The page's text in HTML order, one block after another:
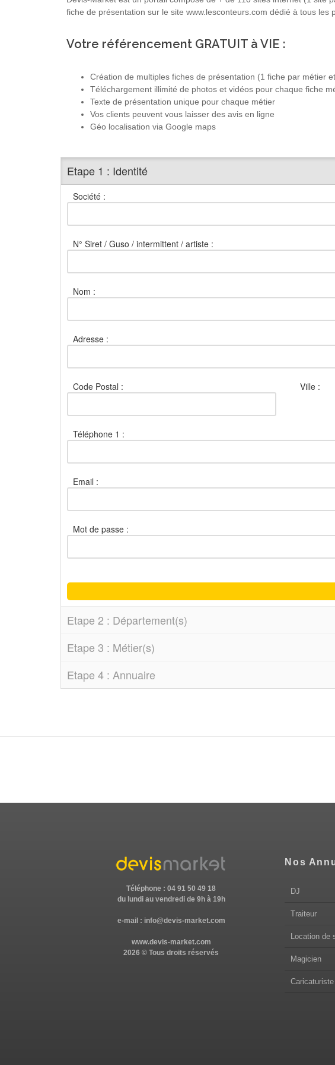
fiche de présentation sur le site www.lesconteurs.com dédié à tous les
Votre référencement GRATUIT à VIE :
Création de multiples fiches de présentation (1 fiche par métier
Téléchargement illimité de photos et vidéos pour chaque fiche
Texte de présentation unique pour chaque métier
Vos clients peuvent vous laisser des avis en ligne
Géo localisation via Google maps
Etape 1 : Identité
Société :
N° Siret / Guso / intermittent / artiste :
Nom :
Adresse :
Code Postal : Ville :
Téléphone 1 :
Email :
Mot de passe :
Etape 2 : Département(s)
Etape 3 : Métier(s)
Etape 4 : Annuaire
Téléphone : 04 91 50 49 18
du lundi au vendredi de 9h à 19h
e-mail : info@devis-market.com
www.devis-market.com
2026 © Tous droits réservés
Nos
DJ
Traiteur
Location de
Magicien
Caricaturiste